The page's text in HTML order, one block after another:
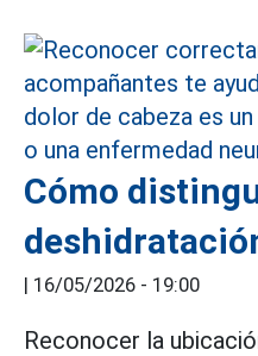
Cómo
| 16/05/2026 - 19:00
Reconocer la